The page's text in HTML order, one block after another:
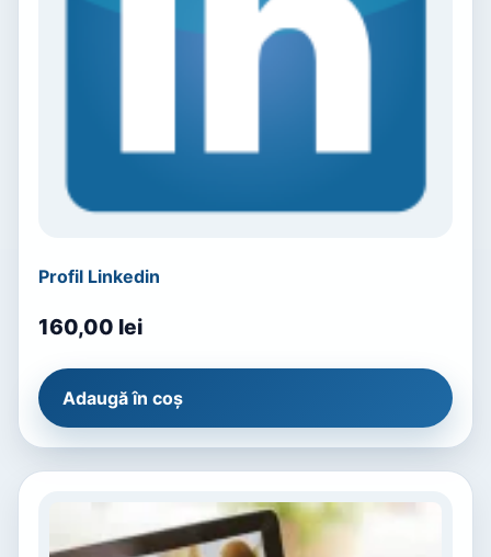
Profil Linkedin
160,00 lei
Adaugă în coș